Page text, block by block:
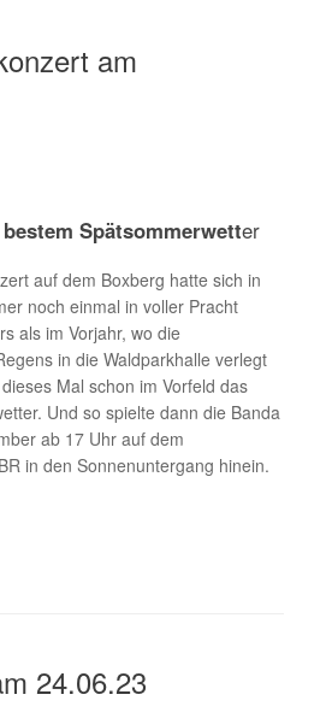
am
Spätsommerwetter
auf dem Boxberg hatte sich in
noch einmal in voller Pracht
als im Vorjahr, wo die
in die Waldparkhalle verlegt
Mal schon im Vorfeld das
Und so spielte dann die Banda
ab 17 Uhr auf dem
in den Sonnenuntergang hinein.
24.06.23